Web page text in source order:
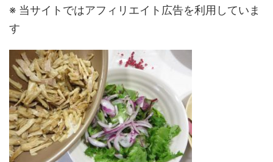
※ 当サイトではアフィリエイト広告を利用していま
す